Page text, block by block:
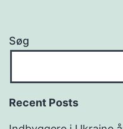
Søg
Recent Posts